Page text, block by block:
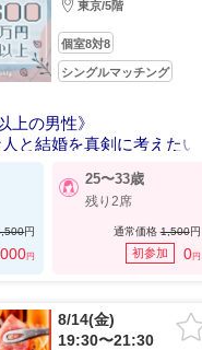
東京/5階
個室8対8
シングルマッチング
上の男性》
と結婚を真剣に考えたい
円
円
25〜33歳
残り2席
通常価格1,500円
初参加 0円
8/14(金)
19:30〜21:30